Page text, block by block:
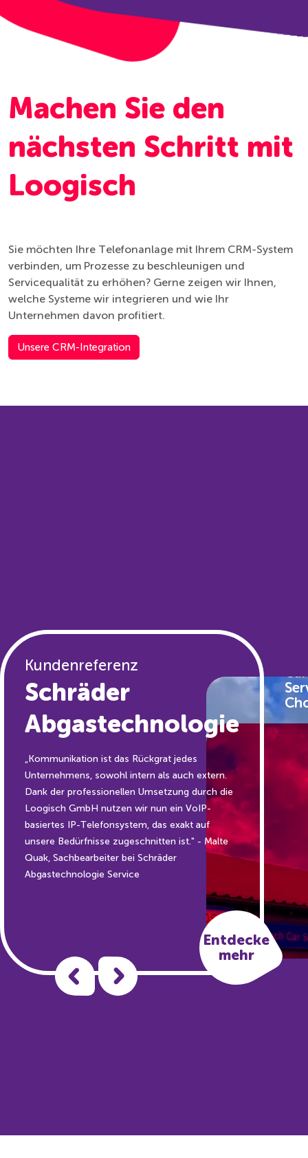
Machen Sie den
nächsten Schritt mit
Loogisch
Sie möchten Ihre Telefonanlage mit Ihrem CRM-System
verbinden, um Prozesse zu beschleunigen und
Servicequalität zu erhöhen? Gerne zeigen wir Ihnen,
welche Systeme wir integrieren und wie Ihr
Unternehmen davon profitiert.
Unsere CRM-Integration
Schräder
Abgastechnologie
Kundenreferenz
„Kommunikation ist das Rückgrat jedes
Unternehmens, sowohl intern als auch extern.
Dank der professionellen Umsetzung durch die
Loogisch GmbH nutzen wir nun ein VoIP-
basiertes IP-Telefonsystem, das exakt auf
unsere Bedürfnisse zugeschnitten ist." - Malte
Quak, Sachbearbeiter bei Schräder
Abgastechnologie Service
Entdecke
mehr
Car